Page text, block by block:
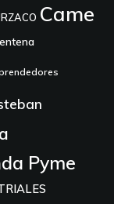
Came
Pyme